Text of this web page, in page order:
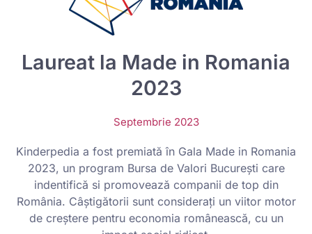
Laureat la Made in Romania
2023
Septembrie 2023
Kinderpedia a fost premiată în Gala Made in Romania
2023, un program Bursa de Valori București care
indentifică si promovează companii de top din
România. Câștigătorii sunt considerați un viitor motor
de creștere pentru economia românească, cu un